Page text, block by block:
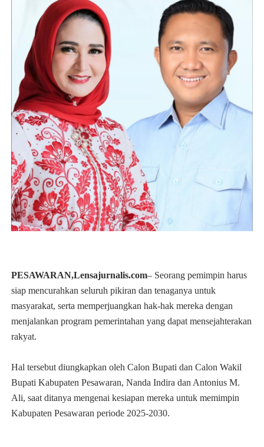
PESAWARAN,Lensajurnalis.com– Seorang pemimpin harus
siap mencurahkan seluruh pikiran dan tenaganya untuk
masyarakat, serta memperjuangkan hak-hak mereka dengan
menjalankan program pemerintahan yang dapat mensejahterakan
rakyat.
Hal tersebut diungkapkan oleh Calon Bupati dan Calon Wakil
Bupati Kabupaten Pesawaran, Nanda Indira dan Antonius M.
Ali, saat ditanya mengenai kesiapan mereka untuk memimpin
Kabupaten Pesawaran periode 2025-2030.